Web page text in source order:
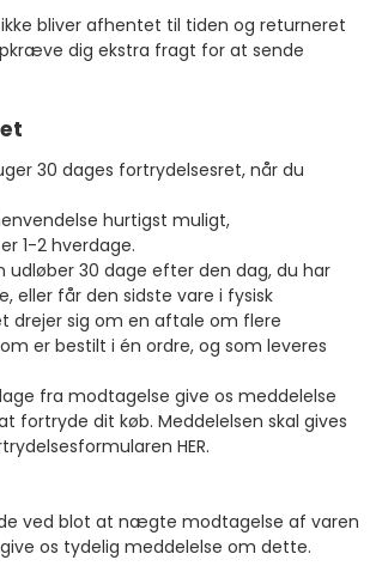
ikke bliver afhentet til tiden og returneret
dig ekstra fragt for at sende
30 dages fortrydelsesret, når du
hurtigst muligt,
1-2 hverdage.
udløber 30 dage efter den dag, du har
eller får den sidste vare i fysisk
drejer sig om en aftale om flere
er bestilt i én ordre, og som leveres
fra modtagelse give os meddelelse
fortryde dit køb. Meddelelsen skal gives
HER.
ved blot at nægte modtagelse af varen
os tydelig meddelelse om dette.